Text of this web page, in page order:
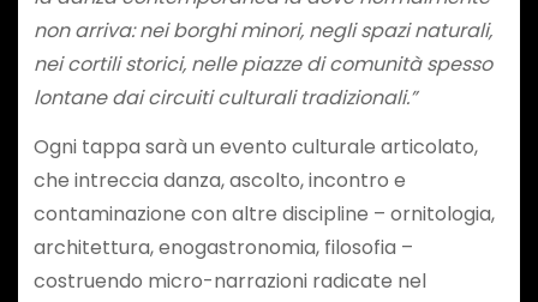
non arriva: nei borghi minori, negli spazi naturali,
nei cortili storici, nelle piazze di comunità spesso
lontane dai circuiti culturali tradizionali.”
Ogni tappa sarà un evento culturale articolato,
che intreccia danza, ascolto, incontro e
contaminazione con altre discipline – ornitologia,
architettura, enogastronomia, filosofia –
costruendo micro-narrazioni radicate nel